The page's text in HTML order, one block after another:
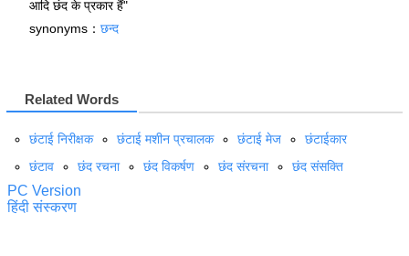
आदि छंद के प्रकार हैं"
synonyms： छन्द
Related Words
छंटाई निरीक्षक छंटाई मशीन प्रचालक छंटाई मेज
छंटाईकार
छंटाव
छंद रचना छंद विकर्षण छंद संरचना छंद संसक्ति
PC Version
हिंदी संस्करण